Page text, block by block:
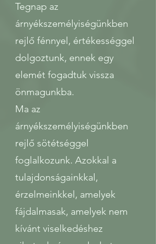
Tegnap az
árnyékszemélyiségünkben
rejlő fénnyel, értékességgel
dolgoztunk, ennek egy
elemét fogadtuk vissza
önmagunkba.
Ma az
árnyékszemélyiségünkben
rejlő sötétséggel
foglalkozunk. Azokkal a
tulajdonságainkkal,
érzelmeinkkel, amelyek
fájdalmasak, amelyek nem
kívánt viselkedéshez